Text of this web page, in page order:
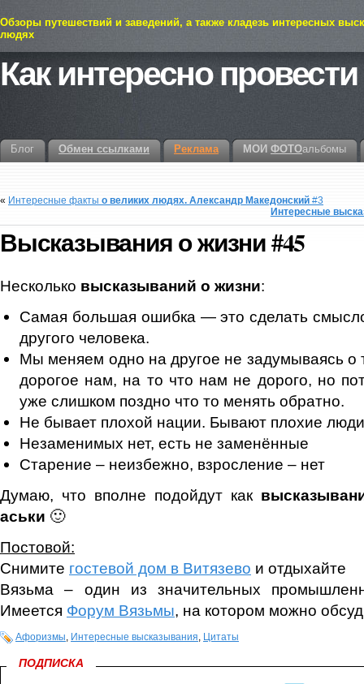
Обзоры путешествий и заведений, а также кладезь интересных
людях
Как интересно
Блог Обмен ссылками Реклама МОИ ФОТОальбомы
« Интересные факты о великих людях. Александр Македонский #3
Интересные
Высказывания о жизни#45
Несколько высказываний о жизни:
Самая большая ошибка — это сделать
другого человека.
Мы меняем одно на другое не задумываясь о
дорогое нам, на то что нам не дорого, но
уже слишком поздно что то менять обратно.
Не бывает плохой нации. Бывают плохие
Незаменимых нет, есть не заменённые
Старение – неизбежно, взросление – нет
Думаю, что вполне подойдут как
аськи 🙂
Постовой:
Снимите гостевой дом в Витязево и отдыхайте
Вязьма – один из значительных
Имеется Форум Вязьмы, на котором можно
Афоризмы, Интересные высказывания, Цитаты
ПОДПИСКА